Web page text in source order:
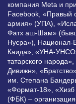
компания Meta и
Facebook, «Правый
армия» (УПА),
Фатх аш-Шам»
Нусра»), Национал-
Каида», «УНА-
татарского
Дивижн»,
им. Степана
«Формат-18», «Хизб
(ФБК) –